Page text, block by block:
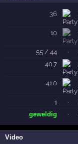
36
10
55 / 44 ·
40.7
41.0
1 ·
geweldig
·
Video